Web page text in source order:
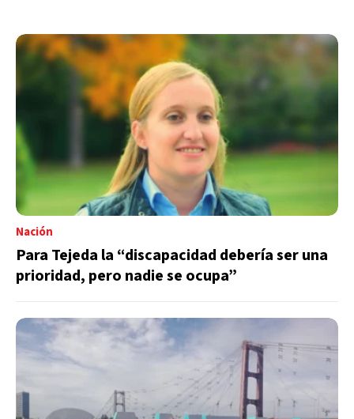
Nación
Para Tejeda la “discapacidad debería ser una
prioridad, pero nadie se ocupa”